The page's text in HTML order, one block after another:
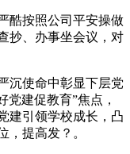
按照公司平安操做
抄、办事坐会议，对
使命中彰显下层党
党建促教育”焦点，
建引领学校成长，凸
，提高发？。